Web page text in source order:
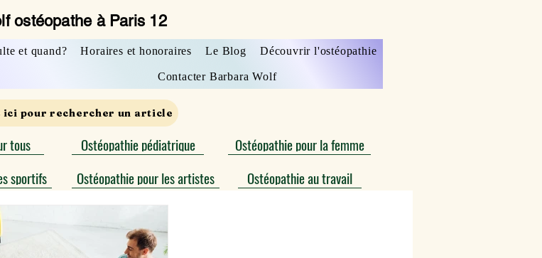
ostéopathe à Paris 12
et quand? Horaires et honoraires Le Blog Découvrir l'ostéopathie
Contacter Barbara Wolf
ici pour rechercher un article
tous
sportifs
Ostéopathie pédiatrique
Ostéopathie pour les artistes
Ostéopathie pour la femme
Ostéopathie au travail